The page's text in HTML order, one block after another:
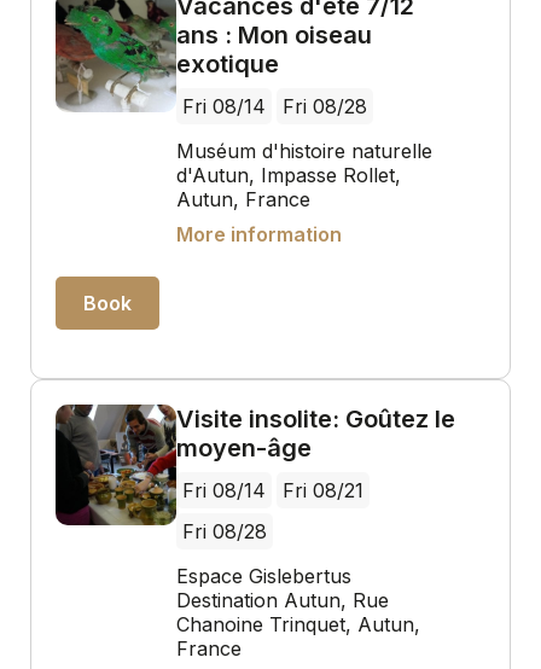
Vacances d'été 7/12
ans : Mon oiseau
exotique
Fri 08/14
Fri 08/28
Muséum d'histoire naturelle
d'Autun, Impasse Rollet,
Autun, France
More information
Book
Visite insolite: Goûtez le
moyen-âge
Fri 08/14
Fri 08/21
Fri 08/28
Espace Gislebertus
Destination Autun, Rue
Chanoine Trinquet, Autun,
France